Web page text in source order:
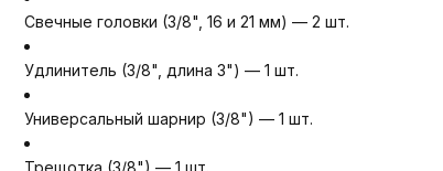
Свечные головки (3/8", 16 и 21 мм) — 2 шт.
Удлинитель (3/8", длина 3") — 1 шт.
Универсальный шарнир (3/8") — 1 шт.
Трещотка (3/8") — 1 шт.